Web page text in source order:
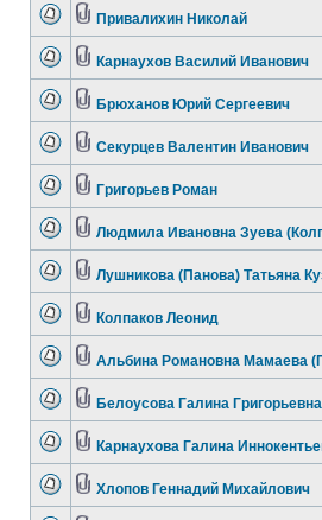
Привалихин Николай
Карнаухов Василий Иванович
Брюханов Юрий Сергеевич
Секурцев Валентин Иванович
Григорьев Роман
Людмила Ивановна Зуева
Лушникова (Панова) Татьяна
Колпаков Леонид
Альбина Романовна Мамаева
Белоусова Галина Григорьевна
Карнаухова Галина
Хлопов Геннадий Михайлович